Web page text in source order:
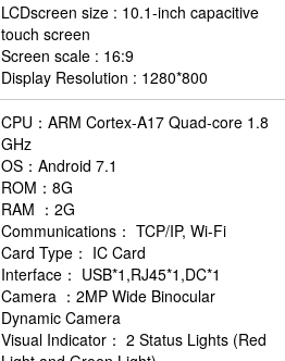
LCDscreen size : 10.1-inch capacitive
touch screen
Screen scale : 16:9
Display Resolution : 1280*800
CPU：ARM Cortex-A17 Quad-core 1.8
GHz
OS：Android 7.1
ROM：8G
RAM ：2G
Communications： TCP/IP, Wi-Fi
Card Type： IC Card
Interface： USB*1,RJ45*1,DC*1
Camera ：2MP Wide Binocular
Dynamic Camera
Visual Indicator： 2 Status Lights (Red